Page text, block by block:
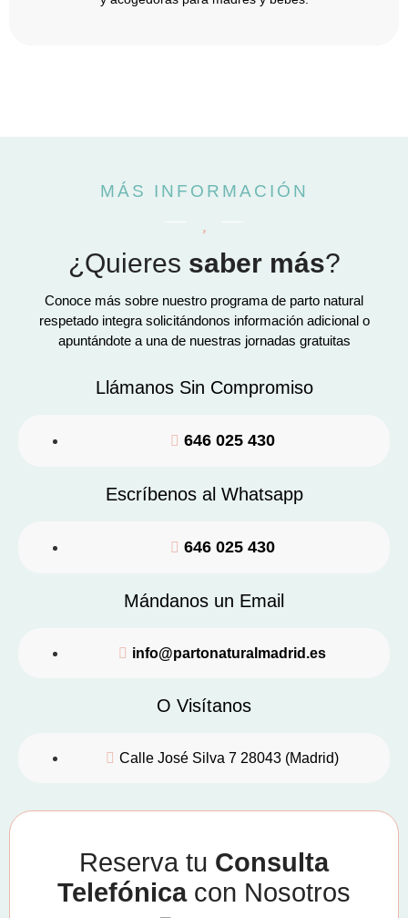
MÁS INFORMACIÓN
¿Quieres saber más?
Conoce más sobre nuestro programa de parto natural
respetado integra solicitándonos información adicional o
apuntándote a una de nuestras jornadas gratuitas
Llámanos Sin Compromiso
646 025 430
Escríbenos al Whatsapp
646 025 430
Mándanos un Email
info@partonaturalmadrid.es
O Visítanos
Calle José Silva 7 28043 (Madrid)
Reserva tu Consulta
Telefónicacon Nosotros